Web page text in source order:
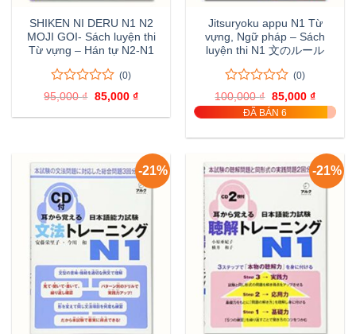
SHIKEN NI DERU N1 N2
MOJI GOI- Sách luyện thi
Từ vựng – Hán tự N2-N1
0
trên
5
0
(0)
95,000₫ Giá
là:
85,000 ₫Giá
tại
Jitsuryoku appu N1 Từ
vựng, Ngữ pháp – Sách
luyện thi N1 文のルール
0
trên
5
0
(0)
100,000₫ Giá
gốc
là:
85,000 ₫Giá
hiện
tại
85,000
ĐÃ BÁN 6
-21% -21%